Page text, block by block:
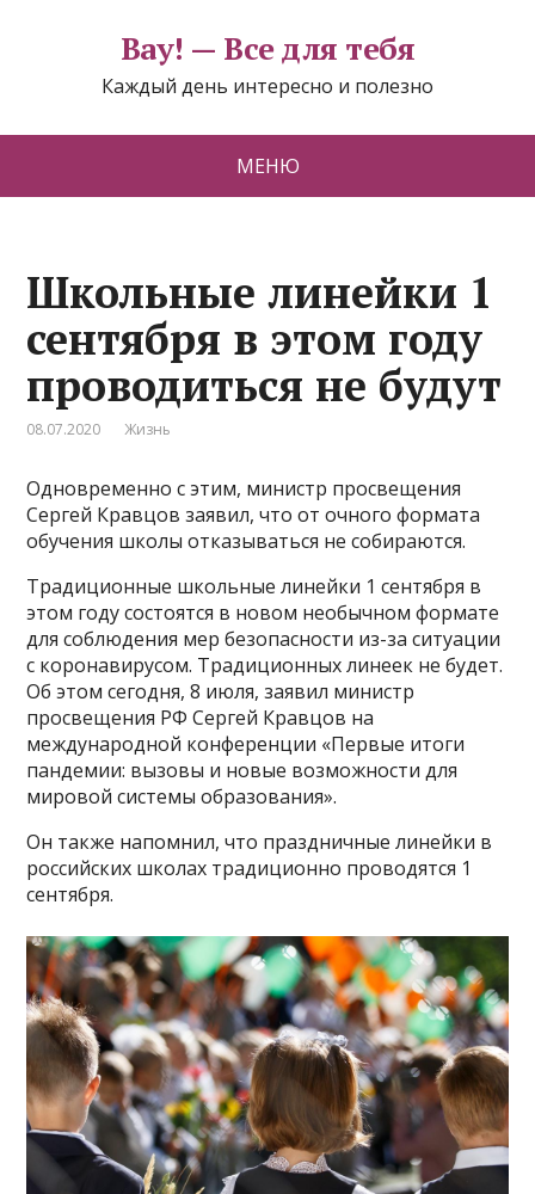
Вау! — Все для тебя
Каждый день интересно и полезно
МЕНЮ
Школьные линейки 1
сентября в этом году
проводиться не будут
08.07.2020 Жизнь
Одновременно с этим, министр просвещения
Сергей Кравцов заявил, что от очного формата
обучения школы отказываться не собираются.
Традиционные школьные линейки 1 сентября в
этом году состоятся в новом необычном формате
для соблюдения мер безопасности из-за ситуации
с коронавирусом. Традиционных линеек не будет.
Об этом сегодня, 8 июля, заявил министр
просвещения РФ Сергей Кравцов на
международной конференции «Первые итоги
пандемии: вызовы и новые возможности для
мировой системы образования».
Он также напомнил, что праздничные линейки в
российских школах традиционно проводятся 1
сентября.